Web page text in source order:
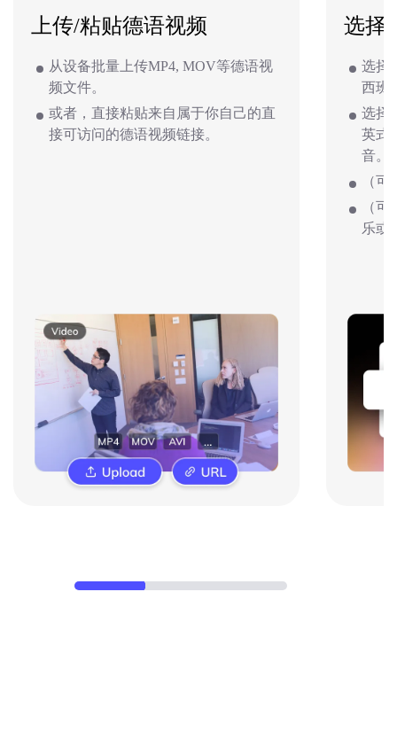
上传/粘贴德语视频
从设备批量上传MP4, MOV等德语视
频文件。
或者，直接粘贴来自属于你自己的直
接可访问的德语视频链接。
选择
选择
西班
选择
英式
音。
（
（
乐或